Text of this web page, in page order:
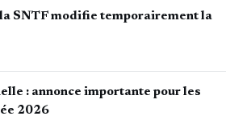
SNTF modifie temporairement la
: annonce importante pour les
2026